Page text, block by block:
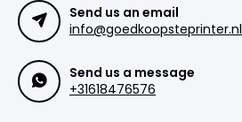
Send us an email
info@goedkoopsteprinter.nl
Send us a message
+31618476576